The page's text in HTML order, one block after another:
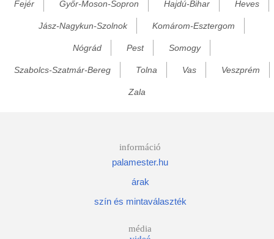
Bicsérd
Bisse
Fejér Győr-Moson-Sopron Hajdú-Bihar Heves
Jász-Nagykun-Szolnok Komárom-Esztergom
Nógrád Pest Somogy
Szabolcs-Szatmár-Bereg Tolna Vas Veszprém
Zala
információ
palamester.hu
árak
szín és mintaválaszték
média